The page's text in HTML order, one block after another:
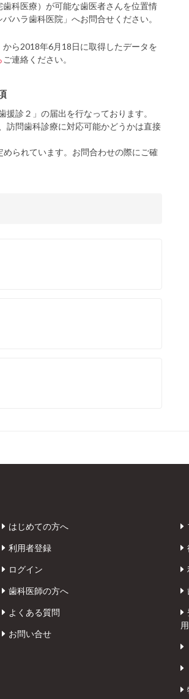
科医療）が可能な歯医者さんを位置情
ハラ歯科医院」へお問合せください。
から2018年6月18日に取得したデータを
ご連絡ください。
診２」の届出を行なっております。
訪問歯科診療に対応可能かどうかは直接
られています。お問合わせの際にご確
はじめての方へ
利用者登録
ログイン
歯科医師の方へ
よくある質問
お問い合せ